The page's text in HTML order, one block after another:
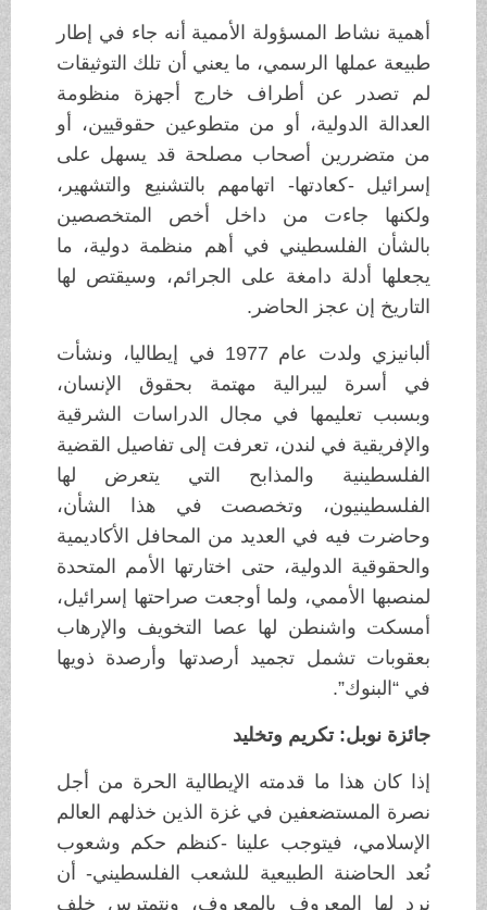
أهمية نشاط المسؤولة الأممية أنه جاء في إطار
طبيعة عملها الرسمي، ما يعني أن تلك التوثيقات
لم تصدر عن أطراف خارج أجهزة منظومة
العدالة الدولية، أو من متطوعين حقوقيين، أو
من متضررين أصحاب مصلحة قد يسهل على
إسرائيل -كعادتها- اتهامهم بالتشنيع والتشهير،
ولكنها جاءت من داخل أخص المتخصصين
بالشأن الفلسطيني في أهم منظمة دولية، ما
يجعلها أدلة دامغة على الجرائم، وسيقتص لها
التاريخ إن عجز الحاضر.
ألبانيزي ولدت عام 1977 في إيطاليا، ونشأت
في أسرة ليبرالية مهتمة بحقوق الإنسان،
وبسبب تعليمها في مجال الدراسات الشرقية
والإفريقية في لندن، تعرفت إلى تفاصيل القضية
الفلسطينية والمذابح التي يتعرض لها
الفلسطينيون، وتخصصت في هذا الشأن،
وحاضرت فيه في العديد من المحافل الأكاديمية
والحقوقية الدولية، حتى اختارتها الأمم المتحدة
لمنصبها الأممي، ولما أوجعت صراحتها إسرائيل،
أمسكت واشنطن لها عصا التخويف والإرهاب
بعقوبات تشمل تجميد أرصدتها وأرصدة ذويها
في “البنوك”.
جائزة نوبل: تكريم وتخليد
إذا كان هذا ما قدمته الإيطالية الحرة من أجل
نصرة المستضعفين في غزة الذين خذلهم العالم
الإسلامي، فيتوجب علينا -كنظم حكم وشعوب
نُعد الحاضنة الطبيعية للشعب الفلسطيني- أن
نرد لها المعروف بالمعروف، ونتمترس خلف